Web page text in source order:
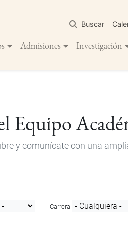
principal
Buscar
Admisiones Investigación
Equipo
y comunícate con una
Carrera